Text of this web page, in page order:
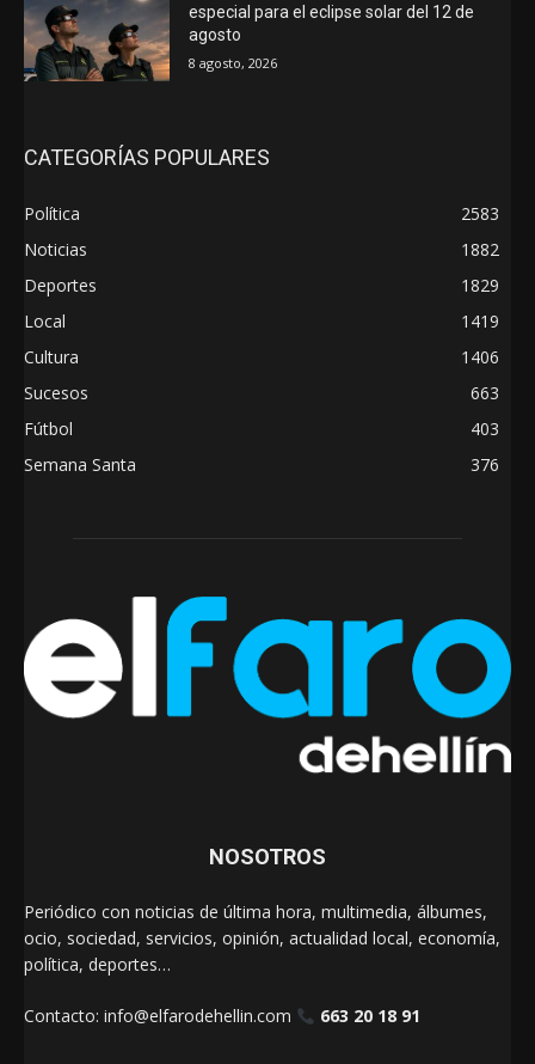
especial para el eclipse solar del 12 de
agosto
8 agosto, 2026
CATEGORÍAS POPULARES
Política
2583
Noticias
1882
Deportes
1829
Local
1419
Cultura
1406
Sucesos
663
Fútbol
403
Semana Santa
376
NOSOTROS
Periódico con noticias de última hora, multimedia, álbumes,
ocio, sociedad, servicios, opinión, actualidad local, economía,
política, deportes…
Contacto: info@elfarodehellin.com 663 20 18 91